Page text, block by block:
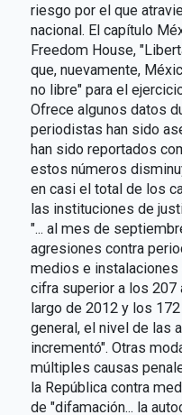
riesgo por el que
nacional. El capítulo
Freedom House,
que, nuevamente,
no libre" para el
Ofrece algunos datos
periodistas han sido
han sido reportados
estos números
en casi el total de los
las instituciones de
"... al mes de
agresiones contra
medios e
cifra superior a los 207
largo de 2012 y los
general, el nivel de las
incrementó". Otras
múltiples causas
la República contra
de "difamación... la